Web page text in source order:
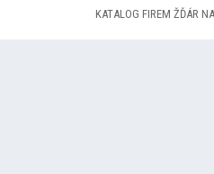
KATALOG FIREM ŽĎÁR